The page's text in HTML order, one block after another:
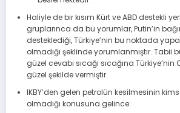
Haliyle de bir kısım Kürt ve ABD destekli
gruplarınca da bu yorumlar, Putin’in
desteklediği, Türkiye’nin bu noktada
olmadığı şeklinde yorumlanmıştır. Tabii
güzel cevabı sıcağı sıcağına
güzel şekilde vermiştir.
IKBY’den gelen petrolün kesilmesinin
olmadığı konusuna gelince: